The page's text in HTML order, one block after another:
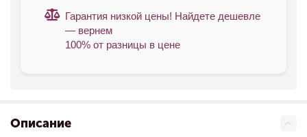
Гарантия низкой цены! Найдете дешевле
— вернем
100% от разницы в цене
Описание